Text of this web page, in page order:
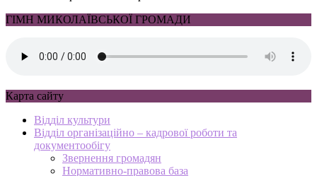
ГІМН МИКОЛАЇВСЬКОЇ ГРОМАДИ
Карта сайту
Відділ культури
Відділ організаційно – кадрової роботи та
документообігу
Звернення громадян
Нормативно-правова база